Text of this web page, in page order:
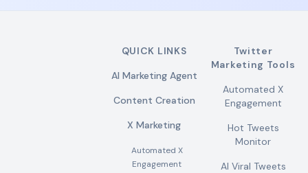
这样可以做到任何一家公司的分析，有事不必问人，
相信比你在网上能看到的绝大部分公众号博主、财经
博主说的都要准确，而且知无不言
QUICK LINKS
AI Marketing Agent
Content Creation
X Marketing
Automated X
Engagement
Twitter
Marketing Tools
Automated X
Engagement
Hot Tweets
Monitor
AI Viral Tweets